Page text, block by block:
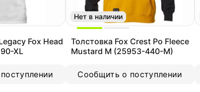
Fox Head
XL
Нет в наличии
Толстовка Fox Crest Po Fleece
Mustard M (25953-440-M)
Сообщить о поступлении